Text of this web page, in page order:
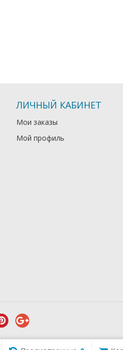
ЛИЧНЫЙ КАБИНЕТ
Мои заказы
Мой профиль